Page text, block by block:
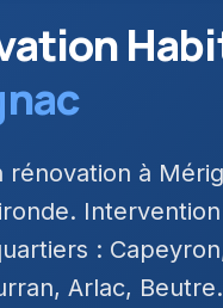
rénovation à
:
Arlac,